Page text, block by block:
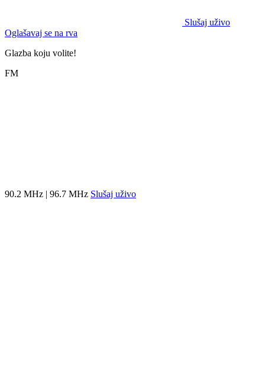
Slušaj uživo
Oglašavaj se na rva
Glazba koju volite!
FM
90.2 MHz | 96.7 MHz Slušaj uživo